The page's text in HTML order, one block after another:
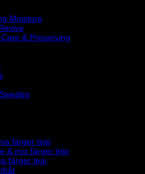
Moisture
& Preserving
färger tejp
& mix färger tejp
färger tejp